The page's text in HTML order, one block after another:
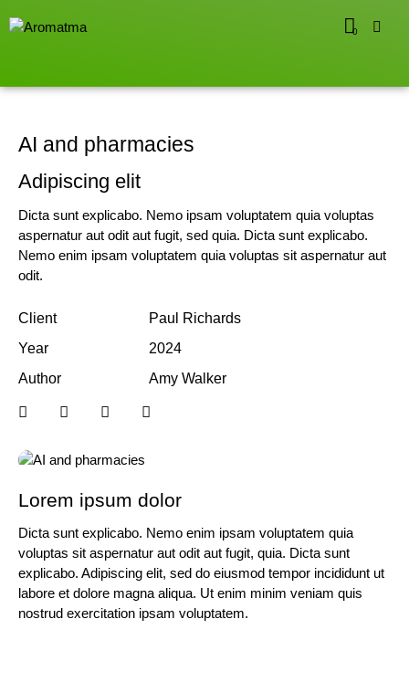
0
AI and pharmacies
Lorem ipsum dolor
Dicta sunt explicabo. Nemo enim ipsam voluptatem quia
voluptas sit aspernatur aut odit aut fugit, quia. Dicta sunt
explicabo. Adipiscing elit, sed do eiusmod tempor incididunt ut
labore et dolore magna aliqua. Ut enim minim veniam quis
nostrud exercitation ipsam voluptatem.
Adipiscing elit
Dicta sunt explicabo. Nemo ipsam voluptatem quia voluptas
aspernatur aut odit aut fugit, sed quia. Dicta sunt explicabo.
Nemo enim ipsam voluptatem quia voluptas sit aspernatur aut
odit.
Client
Paul Richards
Year
2024
Author
Amy Walker